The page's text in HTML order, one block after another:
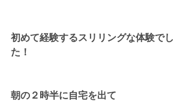
初めて経験するスリリングな体験でし
た！
朝の２時半に自宅を出て